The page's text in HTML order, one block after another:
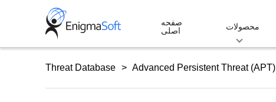
صفحه
اصلی
محصولات
Threat Database Advanced Persistent Threat (APT)